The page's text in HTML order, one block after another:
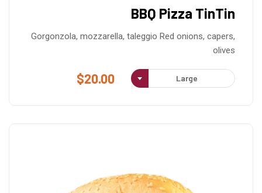
BBQ Pizza TinTin
Gorgonzola, mozzarella, taleggio Red onions, capers,
olives
Large
$20.00